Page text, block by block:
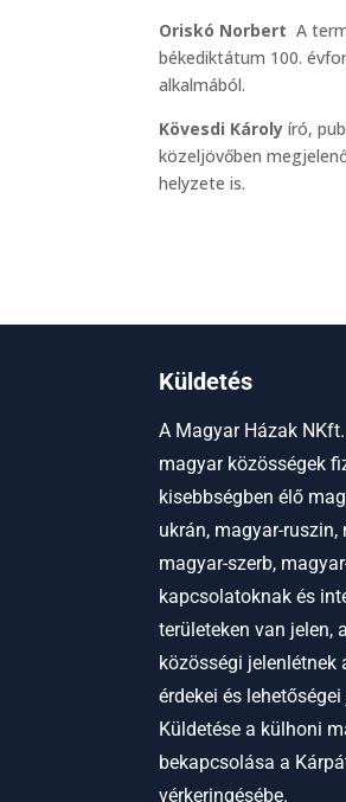
Oriskó Norbert A
békediktátum 100.
alkalmából.
Kövesdi Károly író,
közeljövőben
helyzete is.
Küldetés
A Magyar Házak
magyar közösségek
kisebbségben élő
ukrán, magyar-
magyar-szerb,
kapcsolatoknak és
területeken van jelen,
közösségi jelenlétnek
érdekei és
Küldetése a külhoni
bekapcsolása a
vérkeringésébe.